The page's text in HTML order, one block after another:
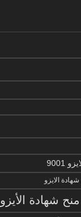
الايزو
شهادة الأيزو